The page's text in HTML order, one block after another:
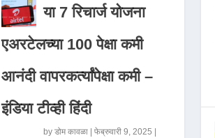
या 7 रिचार्ज योजना
एअरटेलच्या 100 पेक्षा कमी
आनंदी वापरकर्त्यांपेक्षा कमी –
इंडिया टीव्ही हिंदी
by डोम कावळा| फेब्रुवारी 9, 2025